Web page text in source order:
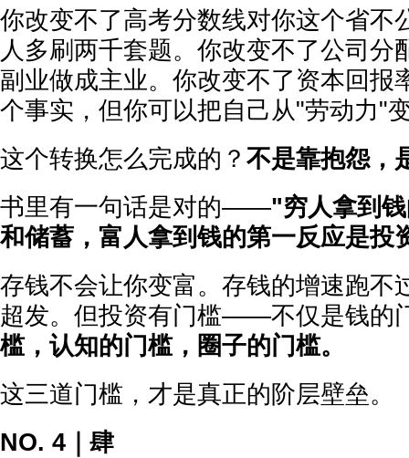
你改变不了高考分数线对你这个省不
人多刷两千套题。你改变不了公司分
副业做成主业。你改变不了资本回报
个事实，但你可以把自己从"劳动力"
这个转换怎么完成的？ 不是靠抱怨，
书里有一句话是对的——"穷人拿到
和储蓄，富人拿到钱的第一反应是投
存钱不会让你变富。存钱的增速跑不
超发。但投资有门槛——不仅是钱的
槛，认知的门槛，圈子的门槛。
这三道门槛，才是真正的阶层壁垒。
NO. 4｜肆